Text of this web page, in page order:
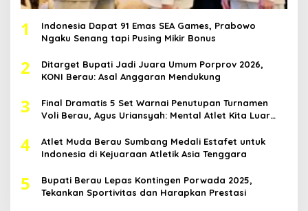
1
Indonesia Dapat 91 Emas SEA Games, Prabowo
Ngaku Senang tapi Pusing Mikir Bonus
2
Ditarget Bupati Jadi Juara Umum Porprov 2026,
KONI Berau: Asal Anggaran Mendukung
3
Final Dramatis 5 Set Warnai Penutupan Turnamen
Voli Berau, Agus Uriansyah: Mental Atlet Kita Luar
4
Atlet Muda Berau Sumbang Medali Estafet untuk
Indonesia di Kejuaraan Atletik Asia Tenggara
5
Bupati Berau Lepas Kontingen Porwada 2025,
Tekankan Sportivitas dan Harapkan Prestasi